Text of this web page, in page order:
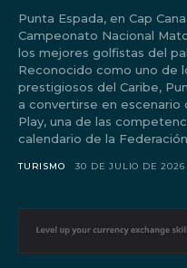
Punta Espada, en Cap
Campeonato Nacional
los mejores golfistas del país. Cap Cana, Rep.
Reconocido como uno de
prestigiosos del Caribe,
a convertirse en escenario
Play, una de las
calendario de la
TURISMO 30 DE JULIO DE 2026